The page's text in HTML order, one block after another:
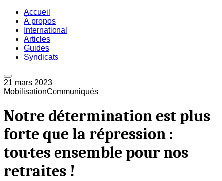
Accueil
À propos
International
Articles
Guides
Syndicats
21 mars 2023
MobilisationCommuniqués
Notre détermination est plus
forte que la répression :
tou·tes ensemble pour nos
retraites !